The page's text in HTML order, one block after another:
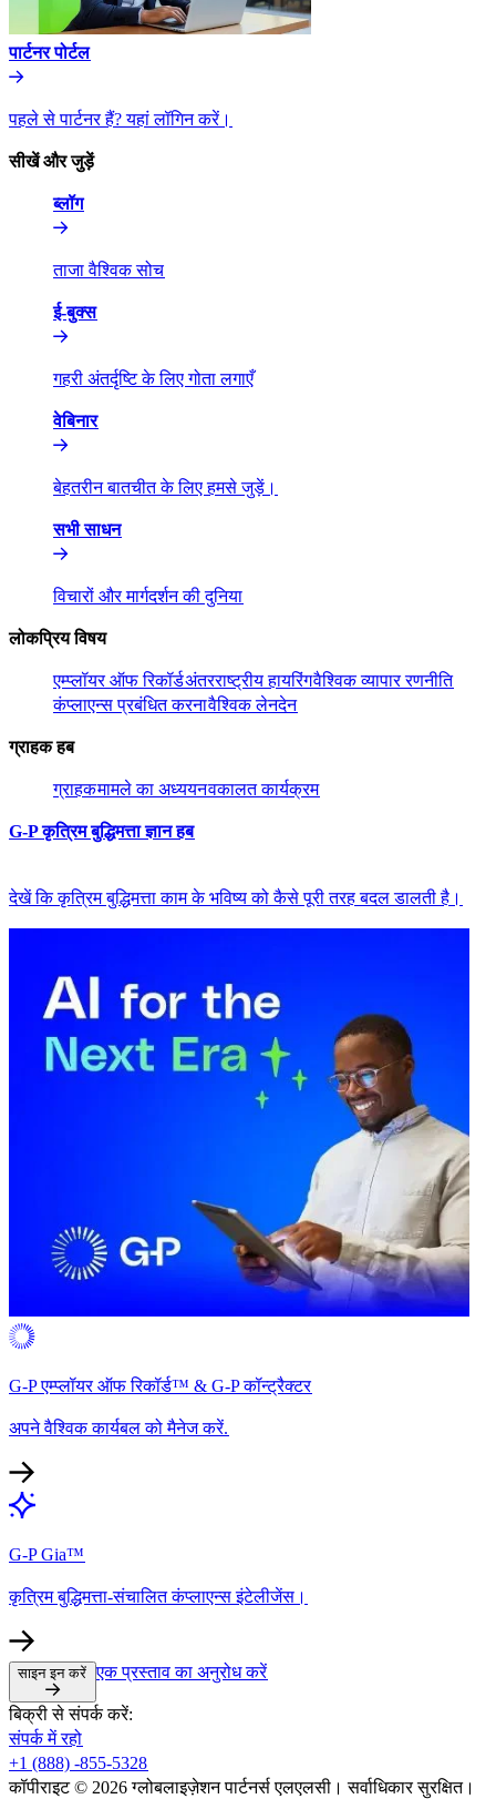
पार्टनर पोर्टल​​
पहले से पार्टनर हैं? यहां लॉगिन करें।​​
सीखें और जुड़ें​​
ब्लॉग​​
ताजा वैश्विक सोच​​
ई-बुक्स​​
गहरी अंतर्दृष्टि के लिए गोता लगाएँ​​
वेबिनार​​
बेहतरीन बातचीत के लिए हमसे जुड़ें।​​
सभी साधन​​
विचारों और मार्गदर्शन की दुनिया​​
लोकप्रिय विषय​​
एम्प्लॉयर ऑफ रिकॉर्ड​​अंतरराष्ट्रीय हायरिंग​​वैश्विक व्यापार रणनीति​​
कंप्लाएन्स प्रबंधित करना​​वैश्विक लेनदेन​​
ग्राहक हब​​
ग्राहक​​मामले का अध्ययन​​वकालत कार्यक्रम​​
G-P कृत्रिम बुद्धिमत्ता ज्ञान हब​​
देखें कि कृत्रिम बुद्धिमत्ता काम के भविष्य को कैसे पूरी तरह बदल डालती है।​​
G-P एम्प्लॉयर ऑफ रिकॉर्ड™ & G-P कॉन्ट्रैक्टर​​
अपने वैश्विक कार्यबल को मैनेज करें.​​
G-P Gia™​​
कृत्रिम बुद्धिमत्ता-संचालित कंप्लाएन्स इंटेलीजेंस।​​
साइन इन करें​​ एक प्रस्ताव का अनुरोध करें​​
बिक्री से संपर्क करें:​​
संपर्क में रहो​​
+1 (888) -855-5328​​
कॉपीराइट © 2026 ग्लोबलाइज़ेशन पार्टनर्स एलएलसी। सर्वाधिकार सुरक्षित।​​